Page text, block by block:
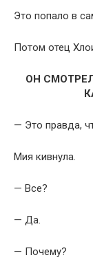
Это попало в
Потом отец
ОН
— Это правда,
Мия кивнула.
— Все?
— Да.
— Почему?